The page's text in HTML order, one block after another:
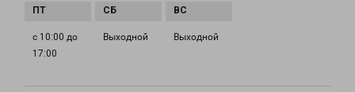
с 10:00 до
17:00
Выходной Выходной